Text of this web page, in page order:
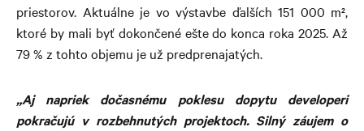
priestorov. Aktuálne je vo výstavbe ďalších 151 000 m²,
ktoré by mali byť dokončené ešte do konca roka 2025. Až
79 % z tohto objemu je už predprenajatých.
„Aj napriek dočasnému poklesu dopytu developeri
pokračujú v rozbehnutých projektoch. Silný záujem o